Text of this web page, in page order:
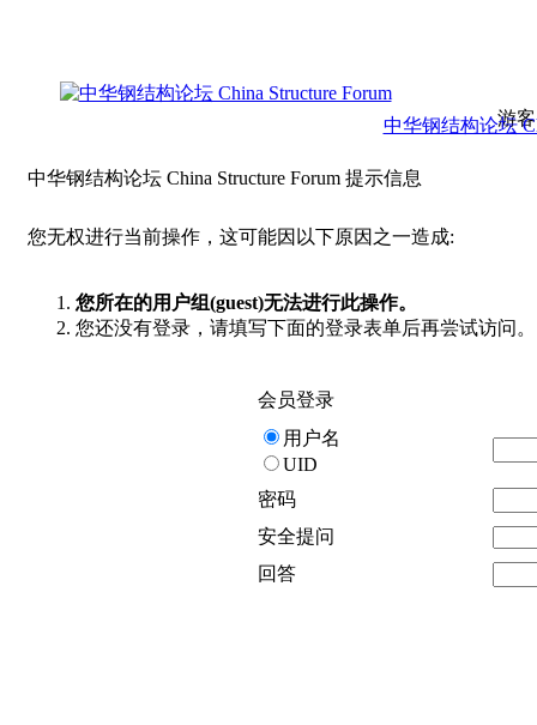
游
中华钢结构论坛
中华钢结构论坛 China Structure Forum 提示信息
您无权进行当前操作，这可能因以下原因之一造成:
您所在的用户组(guest)无法进行此操作。
您还没有登录，请填写下面的登录表单后再尝试访问。
会员登录
用户名
UID
密码
安全提问
回答